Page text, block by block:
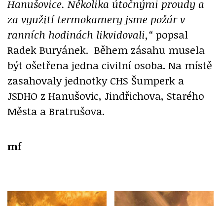
Hanušovice. Několika útočnými proudy a
za využití termokamery jsme požár v
ranních hodinách likvidovali,“ popsal
Radek Buryánek. Během zásahu musela
být ošetřena jedna civilní osoba. Na místě
zasahovaly jednotky CHS Šumperk a
JSDHO z Hanušovic, Jindřichova, Starého
Města a Bratrušova.
mf